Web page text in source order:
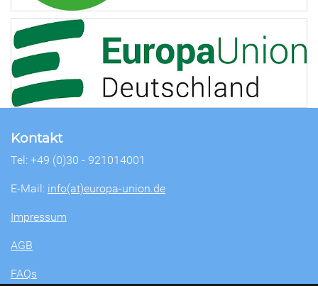
Kontakt
Tel: +49 (0)30 - 921014001
E-Mail: info(at)europa-union.de
Impressum
AGB
FAQs